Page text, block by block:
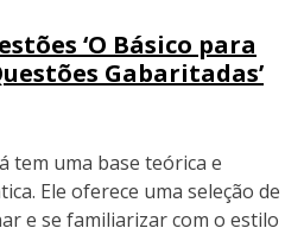
‘O Básico para
Gabaritadas’
tem uma base teórica e
Ele oferece uma seleção de
e se familiarizar com o estilo